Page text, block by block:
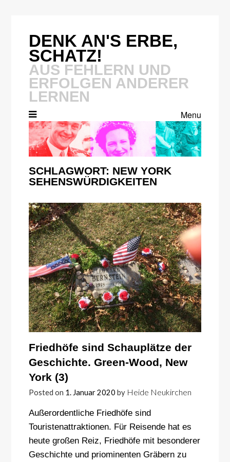
DENK AN'S ERBE,
SCHATZ!
AUS FEHLERN UND
ERFOLGEN ANDERER
LERNEN
Menu
SCHLAGWORT: NEW YORK
SEHENSWÜRDIGKEITEN
Friedhöfe sind Schauplätze der
Geschichte. Green-Wood, New
York (3)
Posted on 1. Januar 2020 by Heide Neukirchen
Außerordentliche Friedhöfe sind
Touristenattraktionen. Für Reisende hat es
heute großen Reiz, Friedhöfe mit besonderer
Geschichte und priominenten Gräbern zu